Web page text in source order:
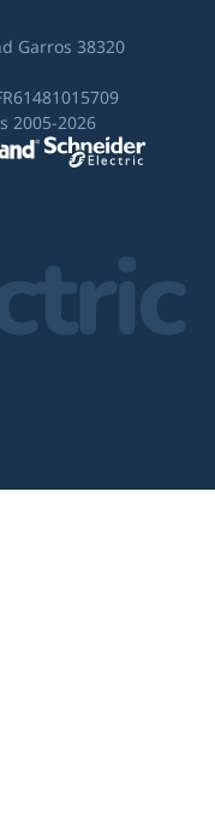
Garros 38320
2005-2026